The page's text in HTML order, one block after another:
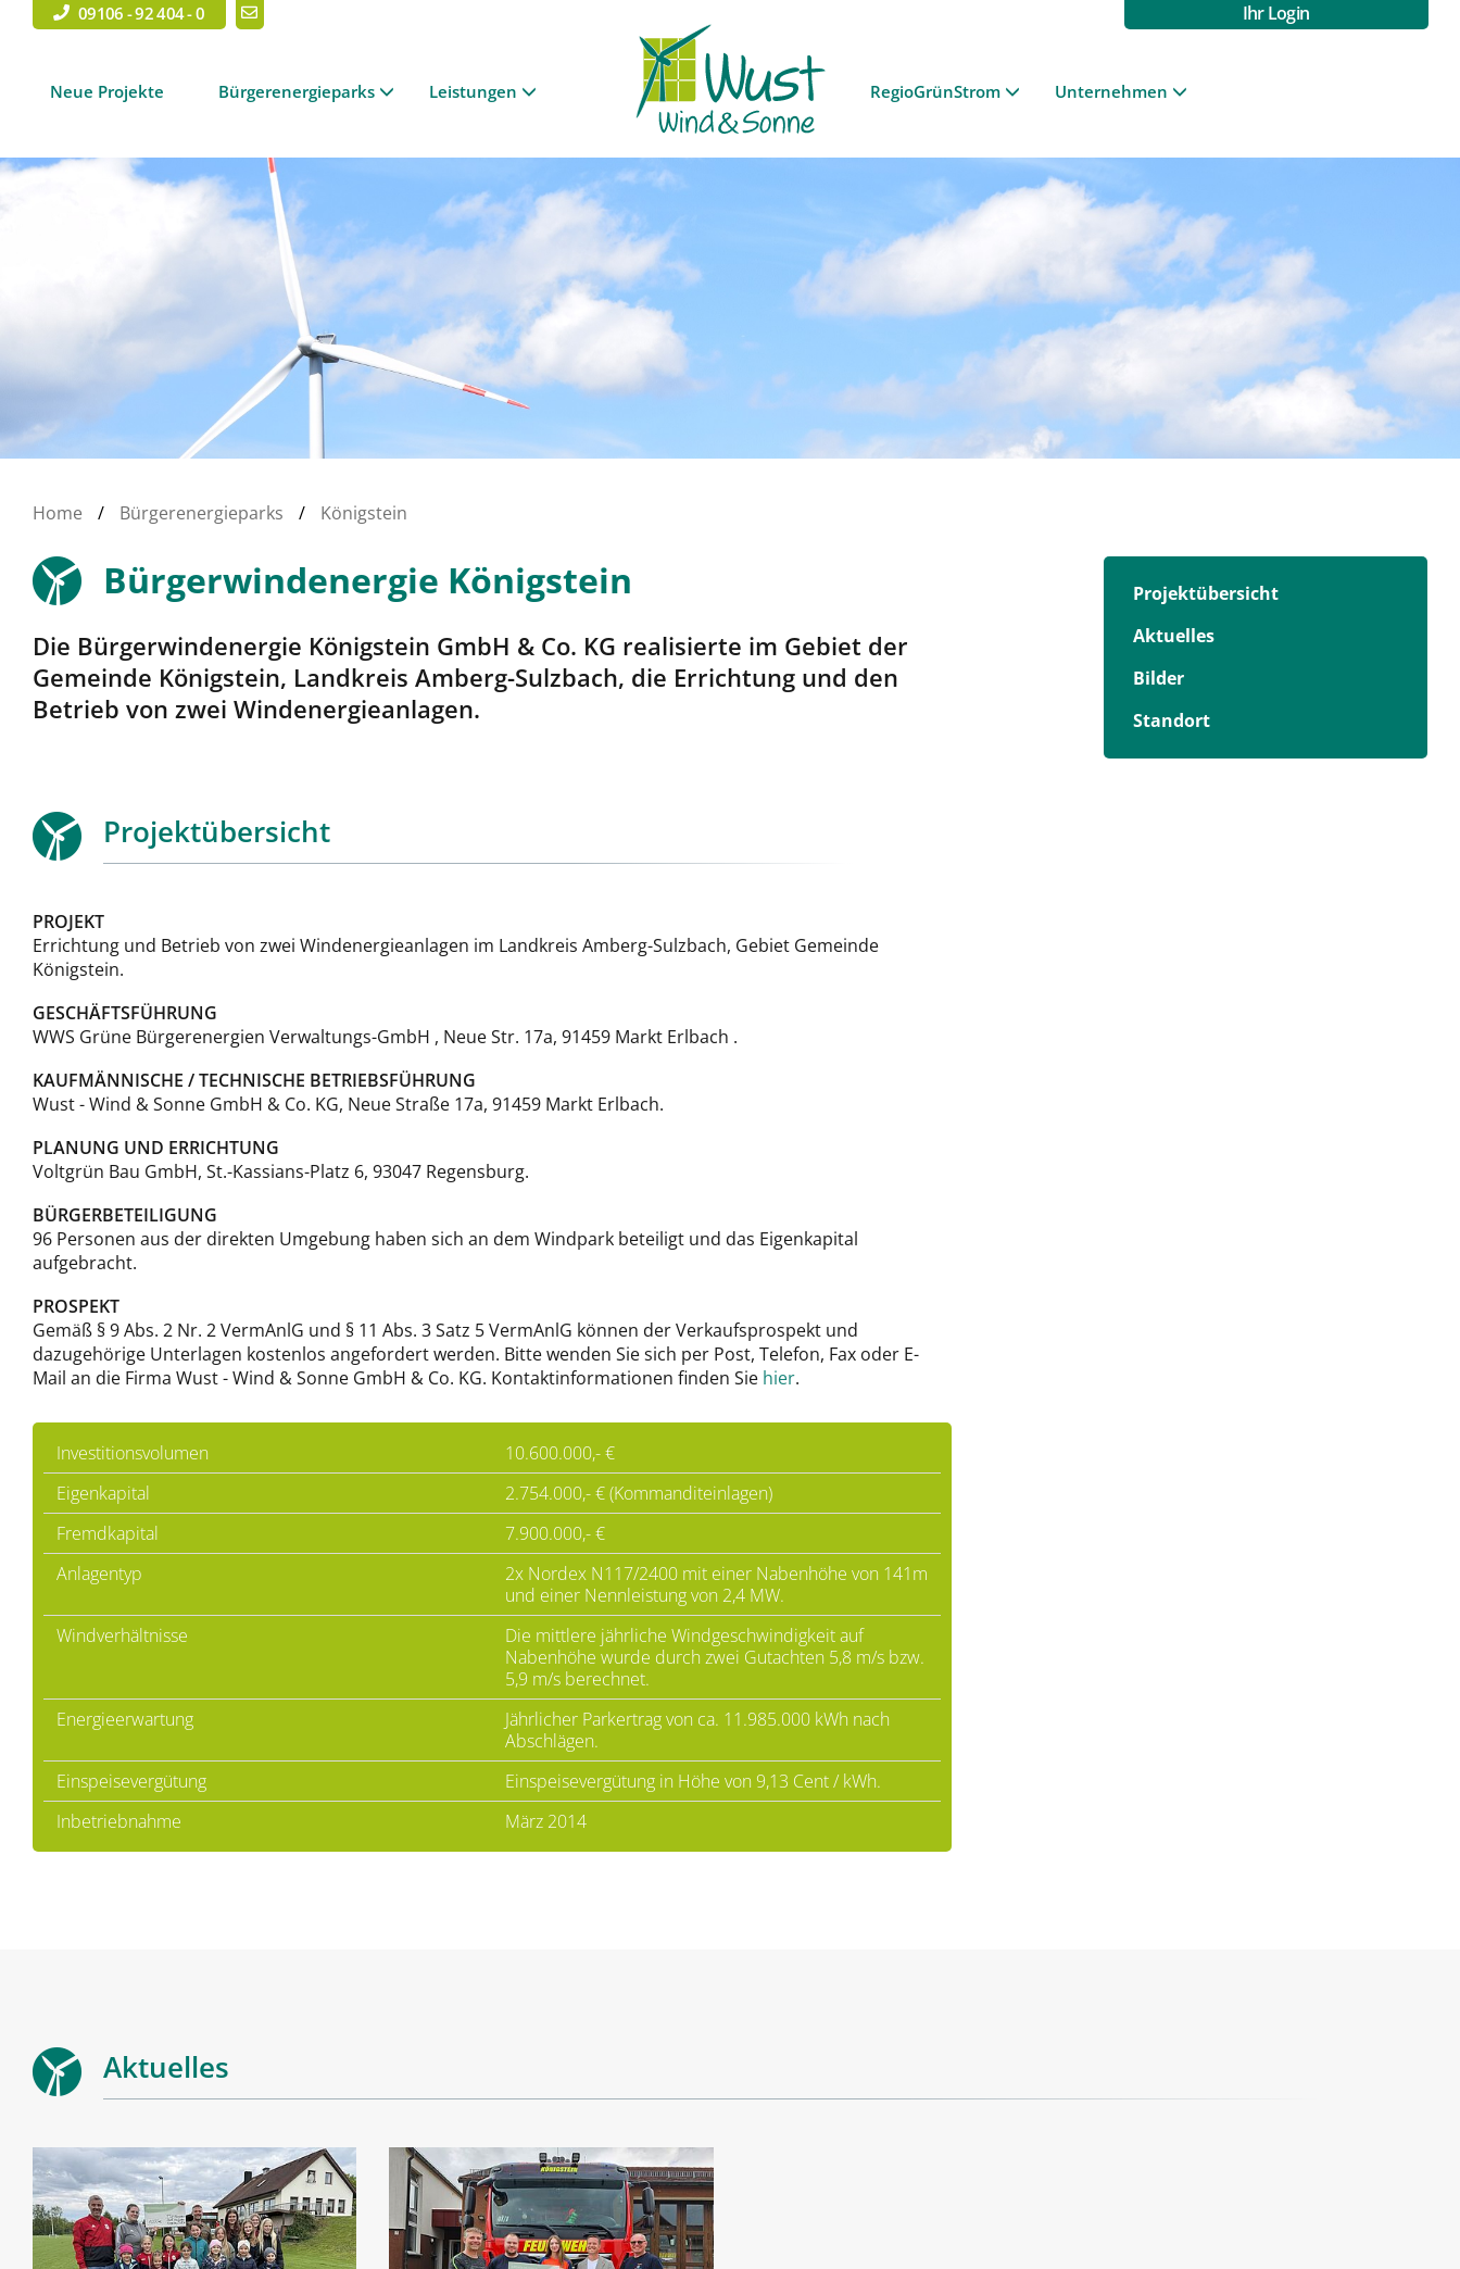
09106 - 92 404 - 0 Ihr Login
Neue Projekte Bürgerenergieparks Leistungen RegioGrünStrom Unternehmen
Home / Bürgerenergieparks / Königstein
Bürgerwindenergie Königstein
Die Bürgerwindenergie Königstein GmbH & Co. KG realisierte im Gebiet der
Gemeinde Königstein, Landkreis Amberg-Sulzbach, die Errichtung und den
Betrieb von zwei Windenergieanlagen.
Projektübersicht
PROJEKT
Errichtung und Betrieb von zwei Windenergieanlagen im Landkreis Amberg-Sulzbach, Gebiet Gemeinde
Königstein.
GESCHÄFTSFÜHRUNG
WWS Grüne Bürgerenergien Verwaltungs-GmbH , Neue Str. 17a, 91459 Markt Erlbach .
KAUFMÄNNISCHE / TECHNISCHE BETRIEBSFÜHRUNG
Wust - Wind & Sonne GmbH & Co. KG, Neue Straße 17a, 91459 Markt Erlbach.
PLANUNG UND ERRICHTUNG
Voltgrün Bau GmbH, St.-Kassians-Platz 6, 93047 Regensburg.
BÜRGERBETEILIGUNG
96 Personen aus der direkten Umgebung haben sich an dem Windpark beteiligt und das Eigenkapital
aufgebracht.
PROSPEKT
Gemäß § 9 Abs. 2 Nr. 2 VermAnlG und § 11 Abs. 3 Satz 5 VermAnlG können der Verkaufsprospekt und
dazugehörige Unterlagen kostenlos angefordert werden. Bitte wenden Sie sich per Post, Telefon, Fax oder E-
Mail an die Firma Wust - Wind & Sonne GmbH & Co. KG. Kontaktinformationen finden Sie hier.
Investitionsvolumen
10.600.000,- €
Eigenkapital
2.754.000,- € (Kommanditeinlagen)
Fremdkapital
7.900.000,- €
Anlagentyp
2x Nordex N117/2400 mit einer Nabenhöhe von 141m
und einer Nennleistung von 2,4 MW.
Windverhältnisse
Die mittlere jährliche Windgeschwindigkeit auf
Nabenhöhe wurde durch zwei Gutachten 5,8 m/s bzw.
5,9 m/s berechnet.
Energieerwartung
Jährlicher Parkertrag von ca. 11.985.000 kWh nach
Abschlägen.
Einspeisevergütung
Einspeisevergütung in Höhe von 9,13 Cent / kWh.
Inbetriebnahme
März 2014
Projektübersicht
Aktuelles
Bilder
Standort
Aktuelles